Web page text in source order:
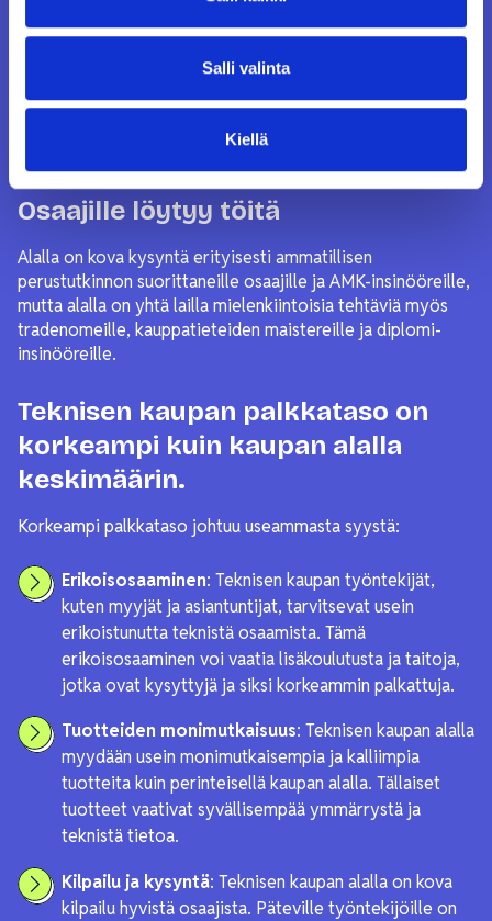
Salli valinta
Kiellä
Ala on kannattava valinta.
Osaajille löytyy töitä
Alalla on kova kysyntä erityisesti ammatillisen
perustutkinnon suorittaneille osaajille ja AMK-insinööreille,
mutta alalla on yhtä lailla mielenkiintoisia tehtäviä myös
tradenomeille, kauppatieteiden maistereille ja diplomi-
insinööreille.
Teknisen kaupan palkkataso on
korkeampi kuin kaupan alalla
keskimäärin.
Korkeampi palkkataso johtuu useammasta syystä:
Erikoisosaaminen: Teknisen kaupan työntekijät,
kuten myyjät ja asiantuntijat, tarvitsevat usein
erikoistunutta teknistä osaamista. Tämä
erikoisosaaminen voi vaatia lisäkoulutusta ja taitoja,
jotka ovat kysyttyjä ja siksi korkeammin palkattuja.
Tuotteiden monimutkaisuus: Teknisen kaupan alalla
myydään usein monimutkaisempia ja kalliimpia
tuotteita kuin perinteisellä kaupan alalla. Tällaiset
tuotteet vaativat syvällisempää ymmärrystä ja
teknistä tietoa.
Kilpailu ja kysyntä: Teknisen kaupan alalla on kova
kilpailu hyvistä osaajista. Päteville työntekijöille on